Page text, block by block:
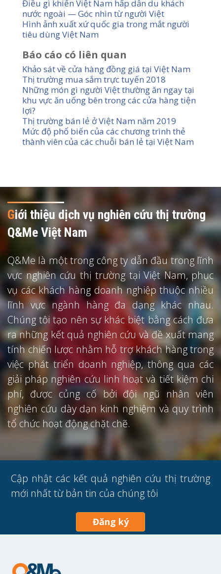
Điều gì khiến Việt Nam hấp dẫn du khách
nước ngoài — Góc nhìn từ người Việt
Hình ảnh xuất xứ quốc gia trong mắt người
tiêu dùng Việt Nam
Báo cáo có liên quan
Khảo sát về cửa hàng đồng giá tại Việt Nam
Thị trường mua sắm trực tuyến 2018
Những món gì người Việt thường ăn ngay tại
khu vực ăn uống bên trong các cửa hàng tiện
lợi?
Thị trường bán lẻ ở Việt Nam năm 2019
Mức độ phổ biến của các chương trình thẻ
thành viên của các chuỗi bán lẻ tại Việt Nam
Giới thiệu dịch vụ nghiên cứu thị trường
Q&Me Việt Nam
Q&Me là một trong công ty dẫn đầu trong lĩnh
vực nghiên cứu thị trường tại Việt Nam, phục
vụ các khách hàng doanh nghiệp thuộc nhiều
lĩnh vực ngành hàng đa dạng khác nhau.
Chúng tôi tạo nên sự khác biệt bằng cách đưa
ra những kết quả nghiên cứu và đề xuất mang
tính chiến lược nhằm hỗ trợ khách hàng trong
việc phát triển doanh nghiệp, thông qua các
giải pháp nghiên cứu linh hoạt và tiết kiệm chi
phí, được củng cố bởi đội ngũ nhân viên
nghiên cứu dày dạn kinh nghiệm và quy trình
tổ chức hoạt động chặt chẽ.
Cập nhật các kết quả nghiên cứu thị trường
mới nhất từ bản tin của chúng tôi
Đăng ký